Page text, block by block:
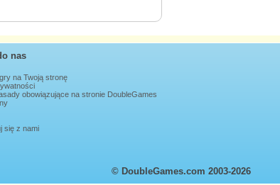
nas
na Twoją stronę
obowiązujące na stronie DoubleGames
się z nami
© DoubleGames.com 2003-2026